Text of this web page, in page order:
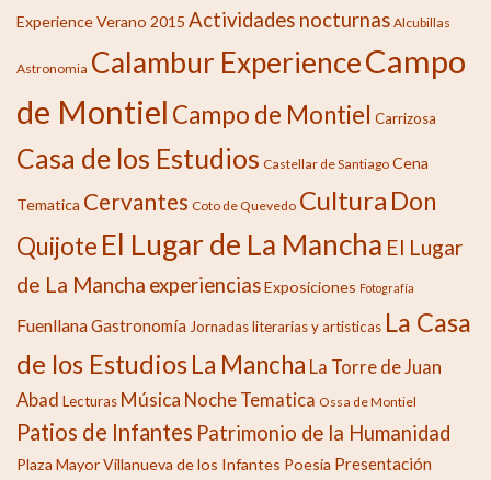
Experience Verano 2015 Actividades nocturnas Alcubillas
Astronomia Calambur ExperienceCampo
de Montiel Campo de Montiel Carrizosa
Casa de los Estudios Castellar de Santiago Cena
Tematica Cervantes Coto de Quevedo Cultura Don
Quijote El Lugar de La Mancha El Lugar
de La Mancha experienciasExposiciones Fotografía
FuenllanaGastronomía Jornadas literarias y artisticas La Casa
de los EstudiosLa Mancha La Torre de Juan
Abad Lecturas Música Noche Tematica Ossa de Montiel
Patios de Infantes Patrimonio de la Humanidad
Plaza Mayor Villanueva de los Infantes Poesía Presentación